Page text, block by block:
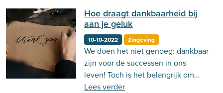
Neuropsychologie
Verslaving
Zingeving
Persoonlijkheid
Sport Hechting
Behandeling
Actueel
Stemming
Emoties
Hoe draagt dankbaarheid bij
aan je geluk
10-10-2022 Zingeving
We doen het niet genoeg: dankbaar
zijn voor de successen in ons
leven! Toch is het belangrijk om
dankbaar te zijn. Lees hier waarom!
Lees verder